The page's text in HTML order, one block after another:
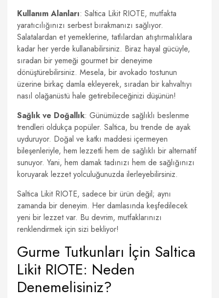
Kullanım Alanları: Saltica Likit RIOTE, mutfakta
yaratıcılığınızı serbest bırakmanızı sağlıyor.
Salatalardan et yemeklerine, tatlılardan atıştırmalıklara
kadar her yerde kullanabilirsiniz. Biraz hayal gücüyle,
sıradan bir yemeği gourmet bir deneyime
dönüştürebilirsiniz. Mesela, bir avokado tostunun
üzerine birkaç damla ekleyerek, sıradan bir kahvaltıyı
nasıl olağanüstü hale getirebileceğinizi düşünün!
Sağlık ve Doğallık: Günümüzde sağlıklı beslenme
trendleri oldukça popüler. Saltica, bu trende de ayak
uyduruyor. Doğal ve katkı maddesi içermeyen
bileşenleriyle, hem lezzetli hem de sağlıklı bir alternatif
sunuyor. Yani, hem damak tadınızı hem de sağlığınızı
koruyarak lezzet yolculuğunuzda ilerleyebilirsiniz.
Saltica Likit RIOTE, sadece bir ürün değil; aynı
zamanda bir deneyim. Her damlasında keşfedilecek
yeni bir lezzet var. Bu devrim, mutfaklarınızı
renklendirmek için sizi bekliyor!
Gurme Tutkunları İçin Saltica
Likit RIOTE: Neden
Denemelisiniz?